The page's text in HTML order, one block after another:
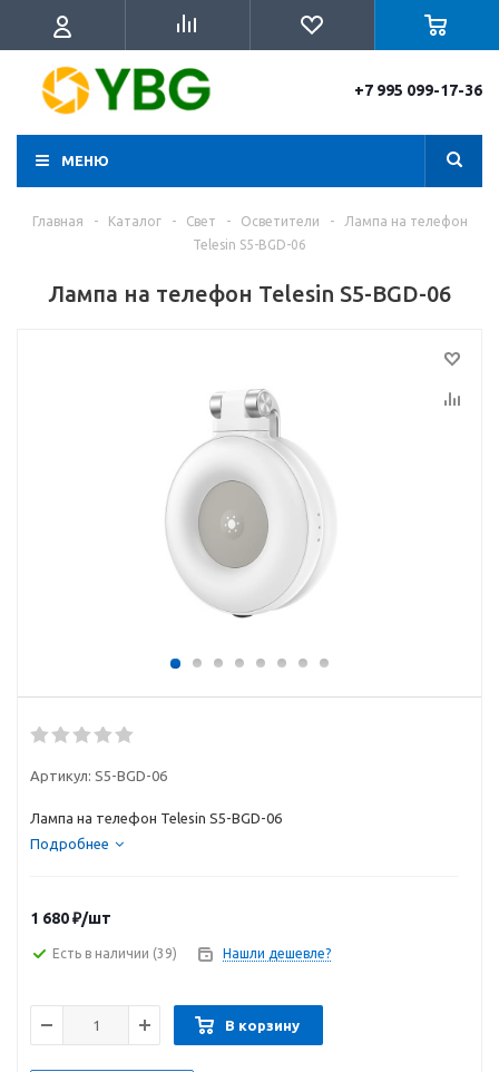
+7 995 099-17-36
МЕНЮ
Главная - Каталог - Свет - Осветители -
Лампа на телефон
Telesin S5-BGD-06
Лампа на телефон Telesin S5-BGD-06
Артикул: S5-BGD-06
Лампа на телефон Telesin S5-BGD-06
Подробнее
1 680₽/шт
Есть в наличии (39) Нашли дешевле?
В корзину